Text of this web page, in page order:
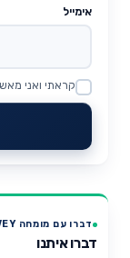
אימייל
Website
קראתי ואני
דברו עם מומחה SAVEY
דברו איתנו